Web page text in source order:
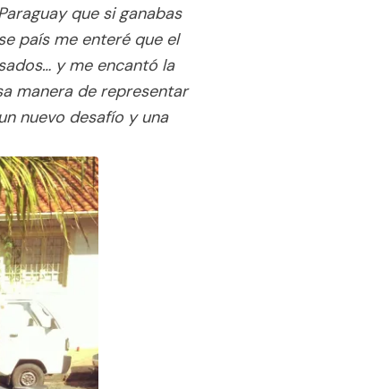
que si ganabas
país me enteré que el
y me encantó la
manera de representar
nuevo desafío y una